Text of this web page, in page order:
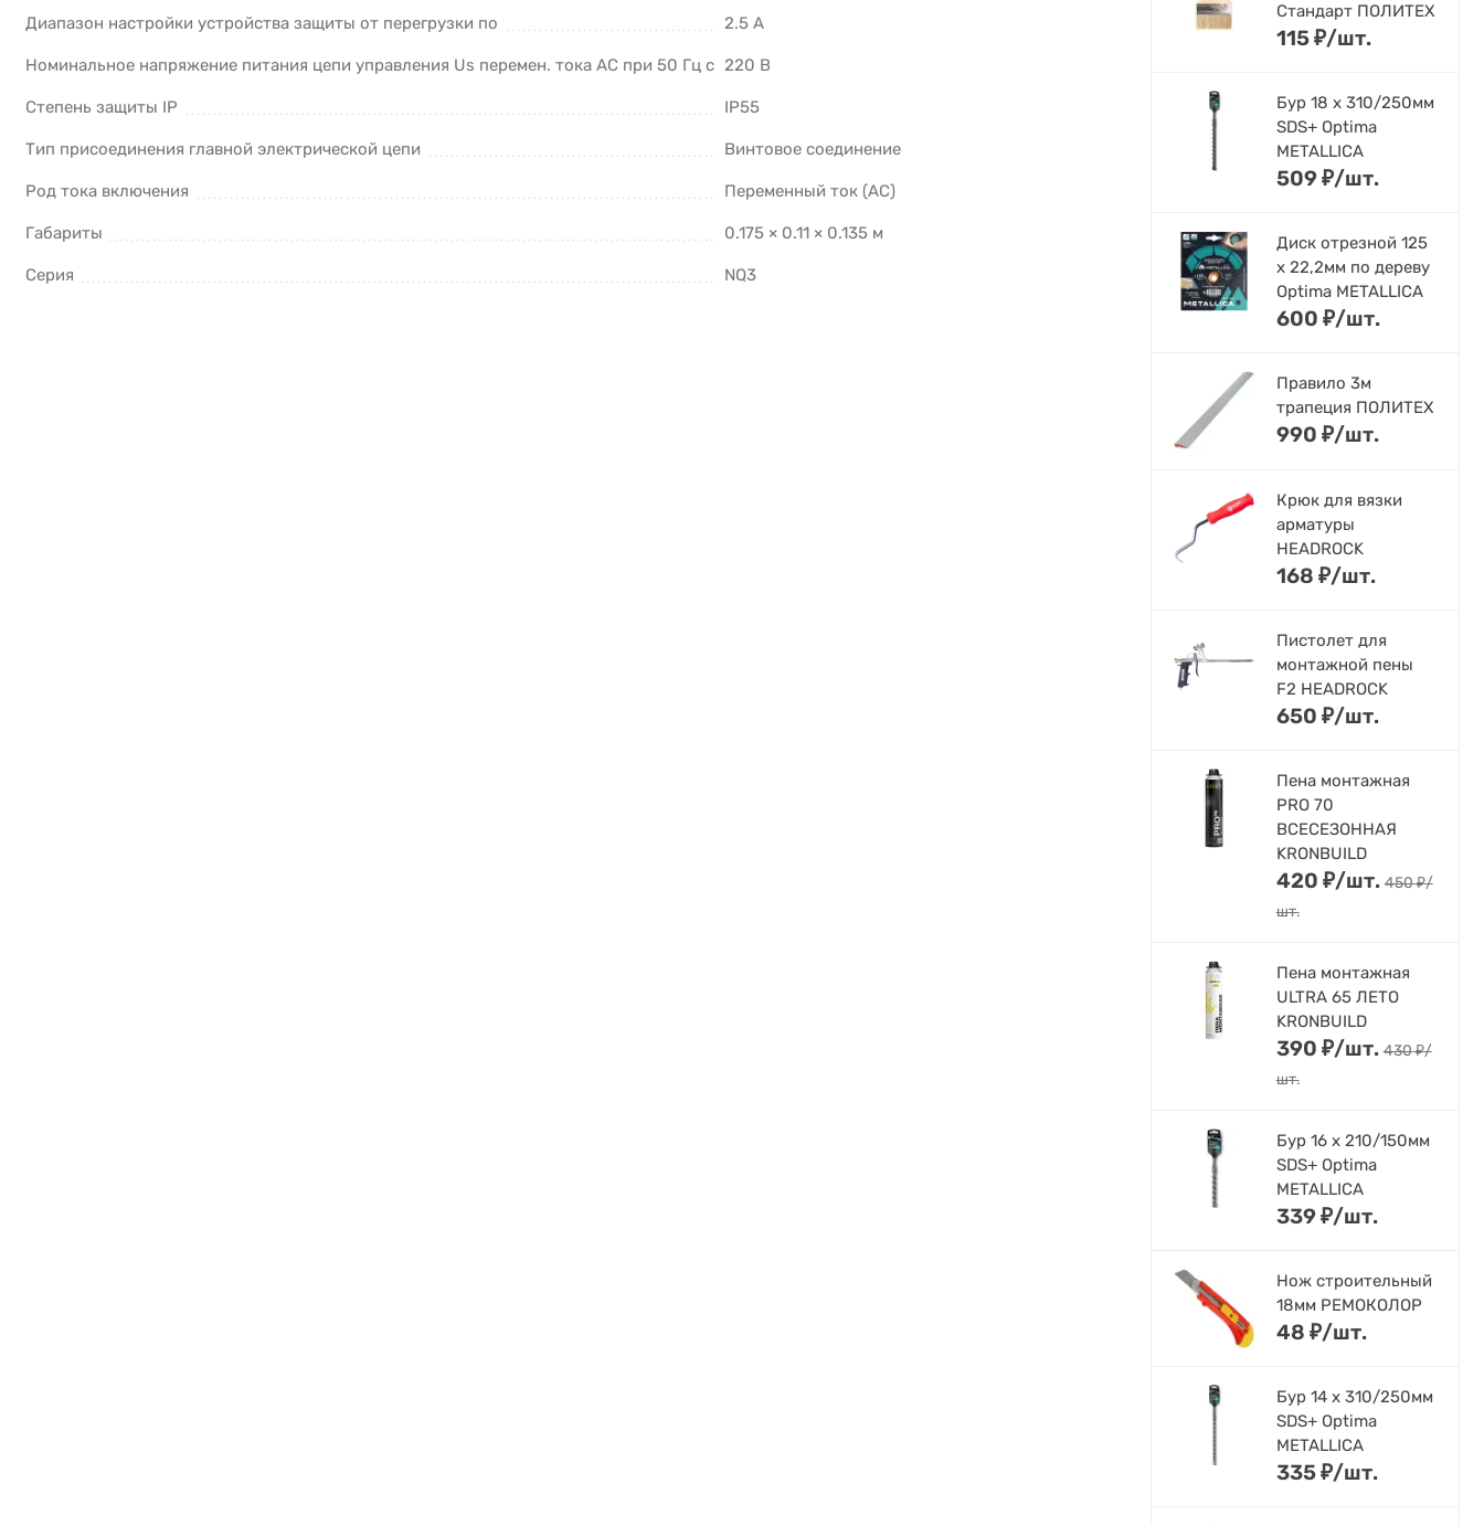
Диапазон настройки устройства защиты от перегрузки по 2.5 А
Номинальное напряжение питания цепи управления Us перемен. тока АС при 50 Гц с 220 В
Степень защиты IP IP55
Тип присоединения главной электрической цепи Винтовое соединение
Род тока включения Переменный ток (AC)
Габариты 0.175 × 0.11 × 0.135 м
Серия NQ3
Стандарт ПОЛИТЕХ
115₽/шт.
Бур 18 х 310/250мм
SDS+ Optima
METALLICA
509₽/шт.
Диск отрезной 125
x 22,2мм по дереву
Optima METALLICA
600 ₽/шт.
Правило 3м
трапеция ПОЛИТЕХ
990 ₽/шт.
Крюк для вязки
арматуры
HEADROCK
168 ₽/шт.
Пистолет для
монтажной пены
F2 HEADROCK
650 ₽/шт.
Пена монтажная
PRO 70
ВСЕСЕЗОННАЯ
KRONBUILD
420 ₽/шт. 450₽/
шт.
Пена монтажная
ULTRA 65 ЛЕТО
KRONBUILD
390 ₽/шт. 430₽/
шт.
Бур 16 х 210/150мм
SDS+ Optima
METALLICA
339₽/шт.
Нож строительный
18мм РЕМОКОЛОР
48 ₽/шт.
Бур 14 х 310/250мм
SDS+ Optima
METALLICA
335₽/шт.